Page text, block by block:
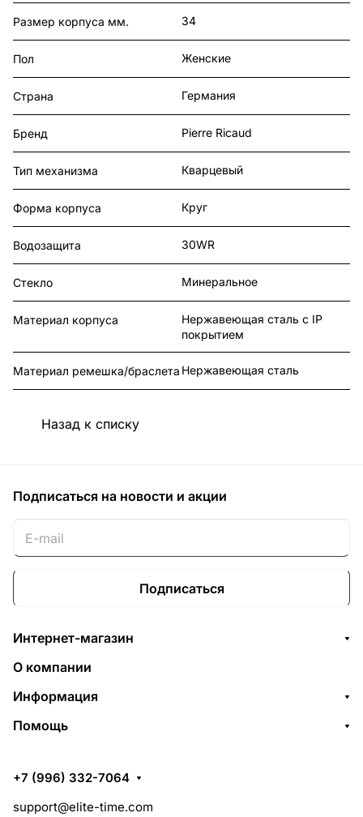
Размер корпуса мм. 34
Пол Женские
Страна Германия
Бренд Pierre Ricaud
Тип механизма Кварцевый
Форма корпуса Круг
Водозащита 30WR
Стекло Минеральное
Материал корпуса
Нержавеющая сталь с IP
покрытием
Материал ремешка/браслета Нержавеющая сталь
Назад к списку
Подписаться на новости и акции
Подписаться
Интернет-магазин
О компании
Информация
Помощь
+7 (996) 332-7064
support@elite-time.com